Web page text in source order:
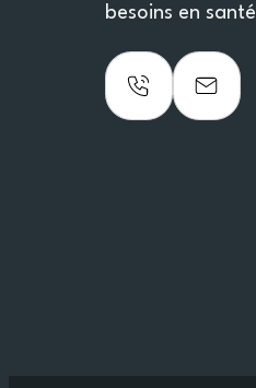
besoins en santé